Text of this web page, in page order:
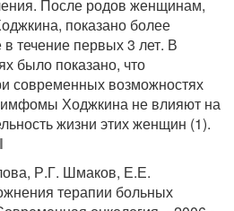
После родов женщинам,
показано более
течение первых 3 лет. В
было показано, что
современных возможностях
Ходжкина не влияют на
жизни этих женщин (1).
Р.Г. Шмаков, Е.Е.
терапии больных